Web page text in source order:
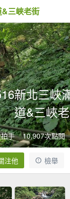
三峽老街
新北三峽
道&三峽
手 10,907次點閱
注他 檢舉